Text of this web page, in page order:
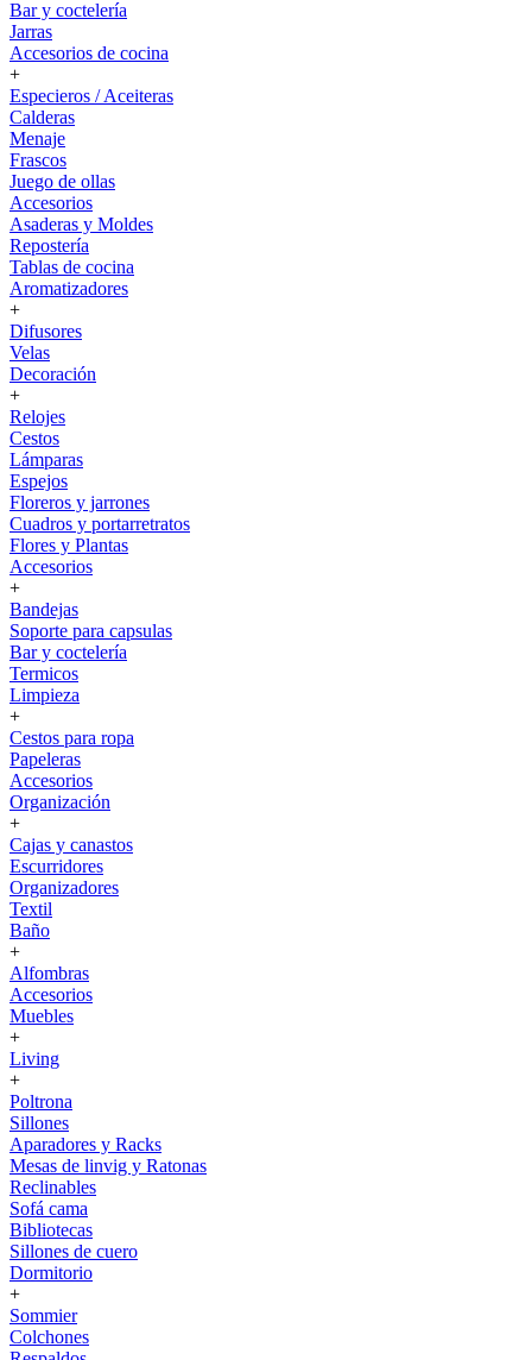
Bar y coctelería
Jarras
Accesorios de cocina
+
Especieros / Aceiteras
Calderas
Menaje
Frascos
Juego de ollas
Accesorios
Asaderas y Moldes
Repostería
Tablas de cocina
Aromatizadores
+
Difusores
Velas
Decoración
+
Relojes
Cestos
Lámparas
Espejos
Floreros y jarrones
Cuadros y portarretratos
Flores y Plantas
Accesorios
+
Bandejas
Soporte para capsulas
Bar y coctelería
Termicos
Limpieza
+
Cestos para ropa
Papeleras
Accesorios
Organización
+
Cajas y canastos
Escurridores
Organizadores
Textil
Baño
+
Alfombras
Accesorios
Muebles
+
Living
+
Poltrona
Sillones
Aparadores y Racks
Mesas de linvig y Ratonas
Reclinables
Sofá cama
Bibliotecas
Sillones de cuero
Dormitorio
+
Sommier
Colchones